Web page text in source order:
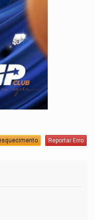
Reportar Erro